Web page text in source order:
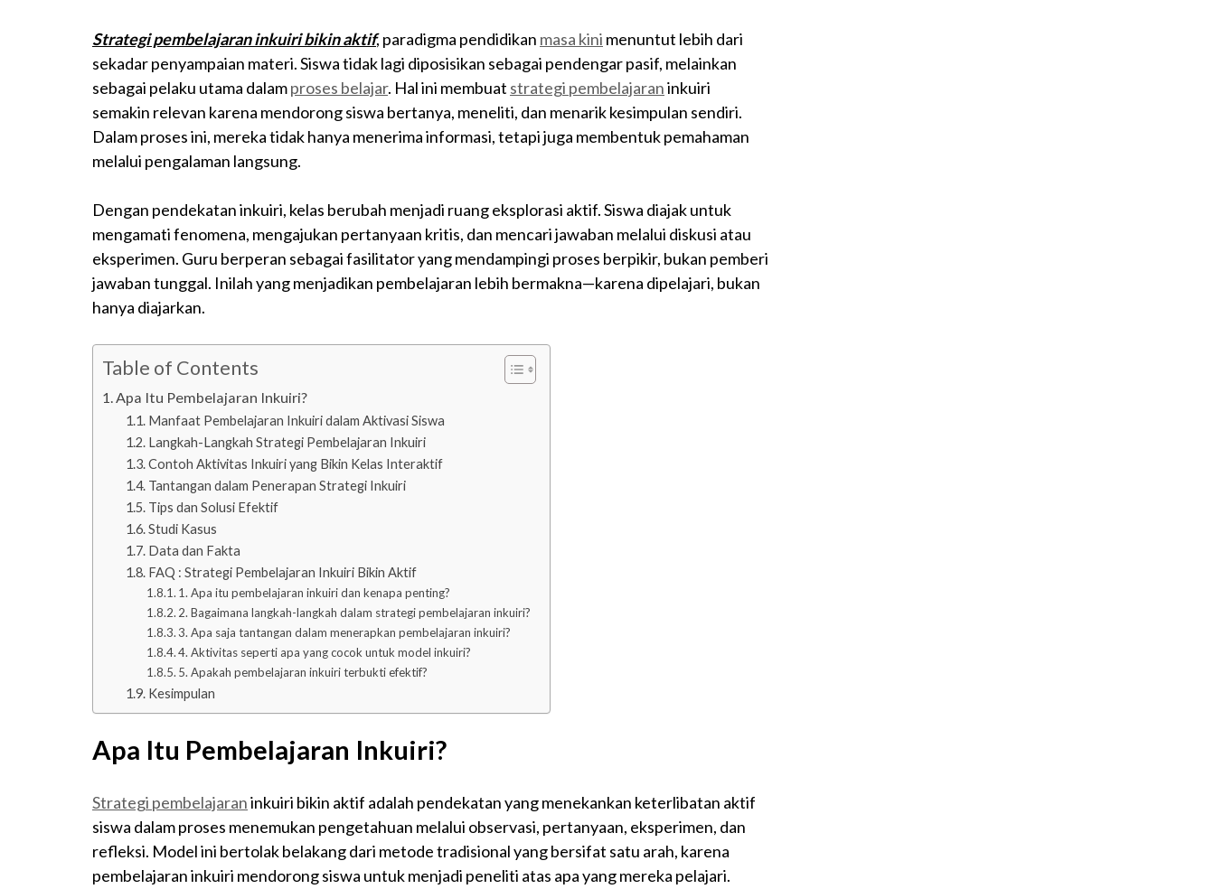
Strategi pembelajaran inkuiri bikin aktif, paradigma pendidikan masa kini menuntut lebih dari
sekadar penyampaian materi. Siswa tidak lagi diposisikan sebagai pendengar pasif, melainkan
sebagai pelaku utama dalamproses belajar. Hal ini membuat strategi pembelajaraninkuiri
semakin relevan karena mendorong siswa bertanya, meneliti, dan menarik kesimpulan sendiri.
Dalam proses ini, mereka tidak hanya menerima informasi, tetapi juga membentuk pemahaman
melalui pengalaman langsung.
Dengan pendekatan inkuiri, kelas berubah menjadi ruang eksplorasi aktif. Siswa diajak untuk
mengamati fenomena, mengajukan pertanyaan kritis, dan mencari jawaban melalui diskusi atau
eksperimen. Guru berperan sebagai fasilitator yang mendampingi proses berpikir, bukan pemberi
jawaban tunggal. Inilah yang menjadikan pembelajaran lebih bermakna—karena dipelajari, bukan
hanya diajarkan.
Table of Contents
Apa Itu Pembelajaran Inkuiri?
Manfaat Pembelajaran Inkuiri dalam Aktivasi Siswa
Langkah-Langkah Strategi Pembelajaran Inkuiri
Contoh Aktivitas Inkuiri yang Bikin Kelas Interaktif
Tantangan dalam Penerapan Strategi Inkuiri
Tips dan Solusi Efektif
Studi Kasus
Data dan Fakta
FAQ : Strategi Pembelajaran Inkuiri Bikin Aktif
1. Apa itu pembelajaran inkuiri dan kenapa penting?
2. Bagaimana langkah-langkah dalam strategi pembelajaran inkuiri?
3. Apa saja tantangan dalam menerapkan pembelajaran inkuiri?
4. Aktivitas seperti apa yang cocok untuk model inkuiri?
5. Apakah pembelajaran inkuiri terbukti efektif?
Kesimpulan
Apa Itu Pembelajaran Inkuiri?
Strategi pembelajaraninkuiri bikin aktif adalah pendekatan yang menekankan keterlibatan aktif
siswa dalam proses menemukan pengetahuan melalui observasi, pertanyaan, eksperimen, dan
refleksi. Model ini bertolak belakang dari metode tradisional yang bersifat satu arah, karena
pembelajaran inkuiri mendorong siswa untuk menjadi peneliti atas apa yang mereka pelajari.